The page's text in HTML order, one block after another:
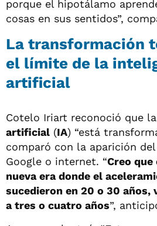
porque el hipotálamo
cosas en sus sentidos”,
La transformación
el límite de la
artificial
Cotelo Iriart reconoció que la
artificial (IA) “está
comparó con la aparición
Google o internet. “Creo que
nueva era donde el
sucedieron en 20 o 30 años,
a tres o cuatro años”,